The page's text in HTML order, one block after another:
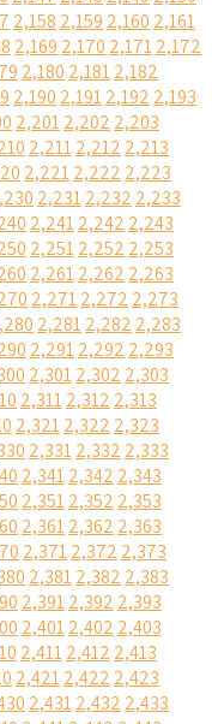
2,158 2,159 2,160 2,161
2,169 2,170 2,1712,172
2,180 2,1812,182
2,190 2,1912,192 2,193
2,2012,202 2,203
2,2112,212 2,213
2,2212,222 2,223
2,2312,232 2,233
2,2412,242 2,243
2,2512,252 2,253
2,2612,262 2,263
2,2712,272 2,273
2,2812,282 2,283
2,2912,292 2,293
2,3012,302 2,303
2,3112,312 2,313
2,3212,322 2,323
2,3312,332 2,333
2,3412,342 2,343
2,3512,352 2,353
2,3612,362 2,363
2,3712,372 2,373
2,3812,382 2,383
2,3912,392 2,393
2,4012,402 2,403
2,4112,412 2,413
2,4212,422 2,423
2,4312,432 2,433